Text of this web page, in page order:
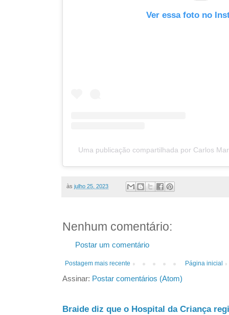
Ver essa foto no
Uma publicação compartilhada por Carlos
às julho 25, 2023
Nenhum comentário:
Postar um comentário
Postagem mais recente Página inicial
Assinar: Postar comentários (Atom)
Braide diz que o Hospital da Criança